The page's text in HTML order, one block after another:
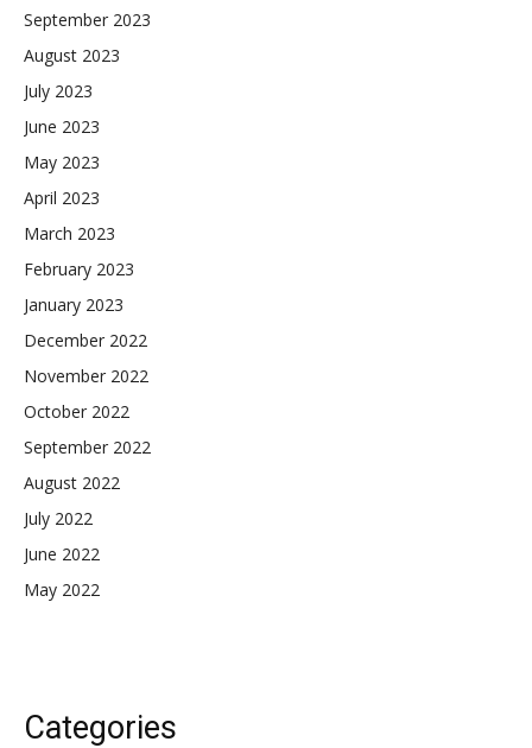
September 2023
August 2023
July 2023
June 2023
May 2023
April 2023
March 2023
February 2023
January 2023
December 2022
November 2022
October 2022
September 2022
August 2022
July 2022
June 2022
May 2022
Categories